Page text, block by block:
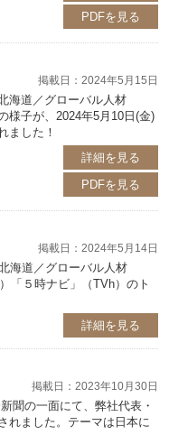
PDFを見る
掲載日：2024年5月15日
海道／グローバル人材
様子が、2024年5月10日(金)
ました！
詳細を見る
PDFを見る
掲載日：2024年5月14日
海道／グローバル人材
「５時ナビ」（TVh）のト
詳細を見る
掲載日：2023年10月30日
聞の一面にて、弊社代表・
れました。テーマは日本に